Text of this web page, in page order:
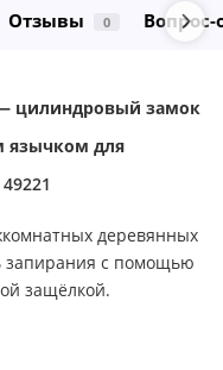
Отзывы 0 Вопрос-
— цилиндровый замок
язычком для
деревянных
запирания с помощью
защёлкой.